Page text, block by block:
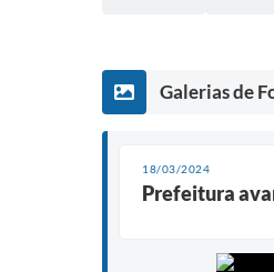
Galerias de
18/03/2024
Prefeitura